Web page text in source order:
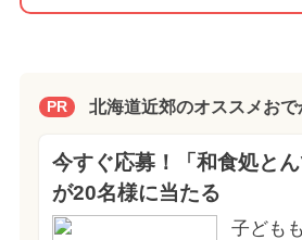
PR 北海道近郊のオススメおで
今すぐ応募！「和食処と
が20名様に当たる
子ども